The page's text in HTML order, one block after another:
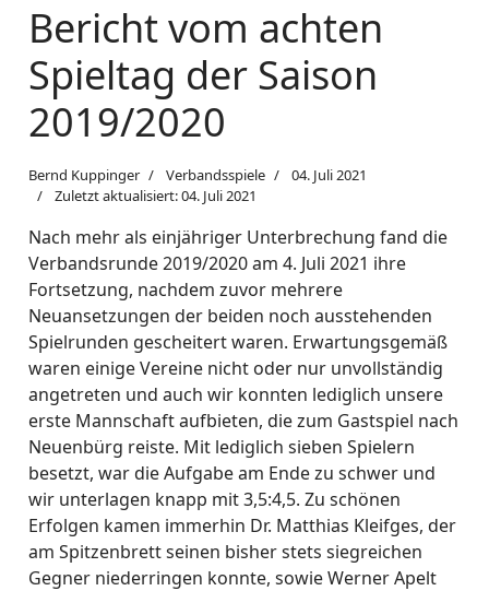
Bericht vom achten
Spieltag der Saison
2019/2020
Bernd Kuppinger Verbandsspiele
04. Juli 2021
Zuletzt aktualisiert: 04. Juli 2021
Nach mehr als einjähriger Unterbrechung fand die
Verbandsrunde 2019/2020 am 4. Juli 2021 ihre
Fortsetzung, nachdem zuvor mehrere
Neuansetzungen der beiden noch ausstehenden
Spielrunden gescheitert waren. Erwartungsgemäß
waren einige Vereine nicht oder nur unvollständig
angetreten und auch wir konnten lediglich unsere
erste Mannschaft aufbieten, die zum Gastspiel nach
Neuenbürg reiste. Mit lediglich sieben Spielern
besetzt, war die Aufgabe am Ende zu schwer und
wir unterlagen knapp mit 3,5:4,5. Zu schönen
Erfolgen kamen immerhin Dr. Matthias Kleifges, der
am Spitzenbrett seinen bisher stets siegreichen
Gegner niederringen konnte, sowie Werner Apelt